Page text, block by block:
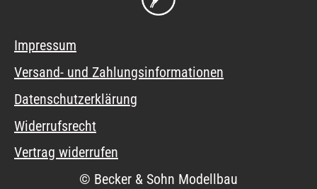
Impressum
Versand- und Zahlungsinformationen
Datenschutzerklärung
Widerrufsrecht
Vertrag widerrufen
© Becker & Sohn Modellbau